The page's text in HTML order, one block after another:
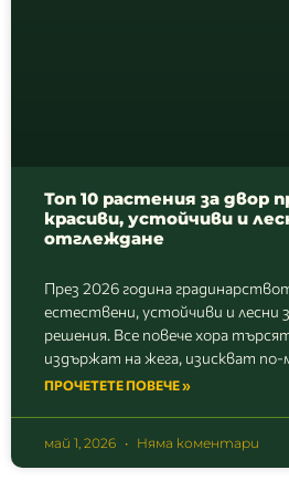
Топ 10 растения за двор
красиви, устойчиви и
отглеждане
През 2026 година
естествени, устойчиви и лесни
решения. Все повече хора
издържат на жега, изискват по-
ПРОЧЕТЕТЕ ПОВЕЧЕ »
май 1, 2026 Няма коментари